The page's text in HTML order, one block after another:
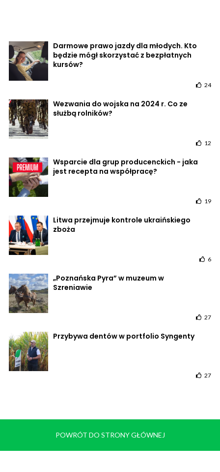
Darmowe prawo jazdy dla młodych. Kto
będzie mógł skorzystać z bezpłatnych
kursów?
24
Wezwania do wojska na 2024 r. Co ze
służbą rolników?
12
Wsparcie dla grup producenckich - jaka
jest recepta na współpracę?
19
Litwa przejmuje kontrole ukraińskiego
zboża
6
„Poznańska Pyra” w muzeum w
Szreniawie
27
Przybywa dentów w portfolio Syngenty
27
POWRÓT DO STRONY GŁÓWNEJ